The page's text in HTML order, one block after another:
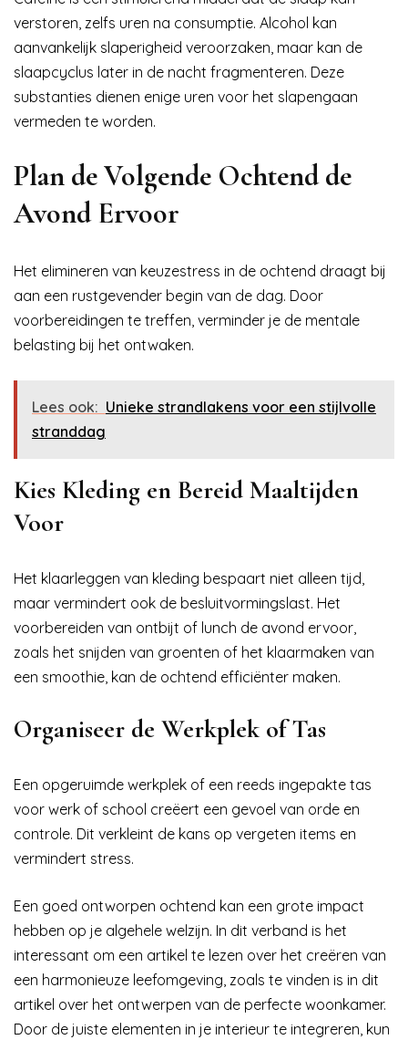
verstoren, zelfs uren na consumptie. Alcohol kan
aanvankelijk slaperigheid veroorzaken, maar kan de
slaapcyclus later in de nacht fragmenteren. Deze
substanties dienen enige uren voor het slapengaan
vermeden te worden.
Plan de Volgende Ochtend de
Avond Ervoor
Het elimineren van keuzestress in de ochtend draagt bij
aan een rustgevender begin van de dag. Door
voorbereidingen te treffen, verminder je de mentale
belasting bij het ontwaken.
Lees ook: Unieke strandlakens voor een stijlvolle
stranddag
Kies Kleding en Bereid Maaltijden
Voor
Het klaarleggen van kleding bespaart niet alleen tijd,
maar vermindert ook de besluitvormingslast. Het
voorbereiden van ontbijt of lunch de avond ervoor,
zoals het snijden van groenten of het klaarmaken van
een smoothie, kan de ochtend efficiënter maken.
Organiseer de Werkplek of Tas
Een opgeruimde werkplek of een reeds ingepakte tas
voor werk of school creëert een gevoel van orde en
controle. Dit verkleint de kans op vergeten items en
vermindert stress.
Een goed ontworpen ochtend kan een grote impact
hebben op je algehele welzijn. In dit verband is het
interessant om een artikel te lezen over het creëren van
een harmonieuze leefomgeving, zoals te vinden is in dit
artikel over het ontwerpen van de perfecte woonkamer.
Door de juiste elementen in je interieur te integreren, kun